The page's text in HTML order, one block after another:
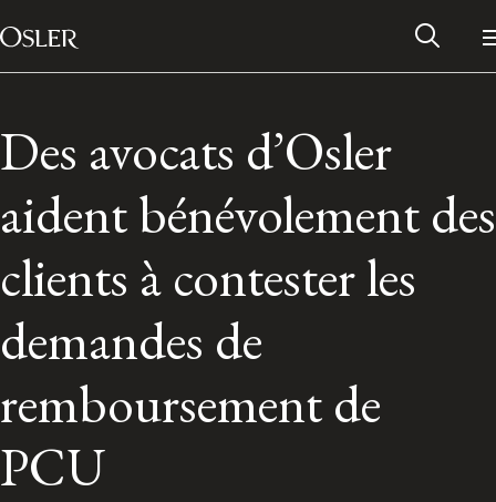
Passer au contenu
Main Navigation
Réseau des anciens d’Osler
Contactez-nous
Des avocats d’Osler
aident bénévolement des
clients à contester les
demandes de
remboursement de
PCU